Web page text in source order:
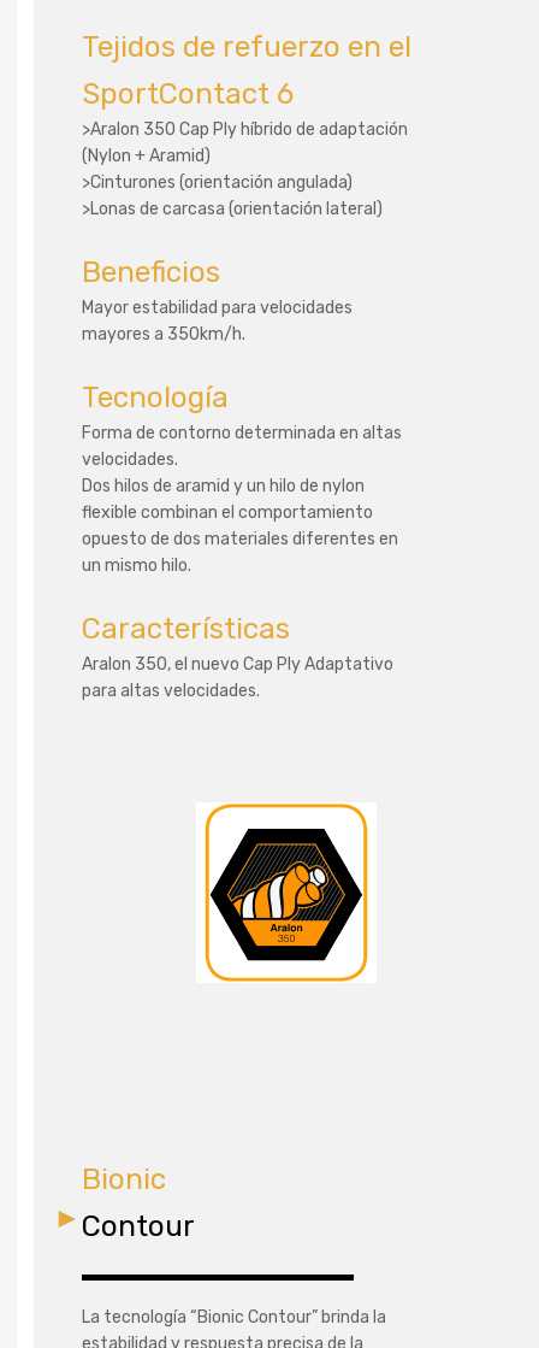
Tejidos de refuerzo en el
SportContact 6
>Aralon 350 Cap Ply híbrido de adaptación
(Nylon + Aramid)
>Cinturones (orientación angulada)
>Lonas de carcasa (orientación lateral)
Beneficios
Mayor estabilidad para velocidades
mayores a 350km/h.
Tecnología
Forma de contorno determinada en altas
velocidades.
Dos hilos de aramid y un hilo de nylon
flexible combinan el comportamiento
opuesto de dos materiales diferentes en
un mismo hilo.
Características
Aralon 350, el nuevo Cap Ply Adaptativo
para altas velocidades.
Bionic
Contour
La tecnología “Bionic Contour” brinda la